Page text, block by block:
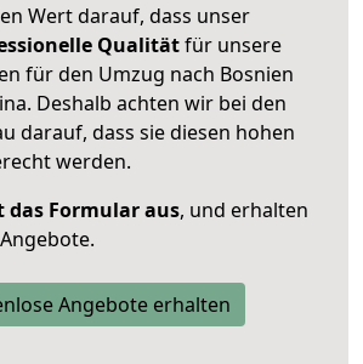
Wert darauf, dass unser
Qualitätfür unsere
für den Umzug nach Bosnien
. Deshalb achten wir bei den
darauf, dass sie diesen hohen
werden.
das Formular aus, und erhalten
Angebote erhalten